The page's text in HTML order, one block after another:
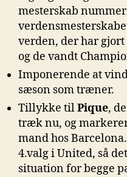
mesterskab
verden, der har
og de vandt
Imponerende at
sæson som træner.
Tillykke tilPique,
træk nu, og
mand hos
4.valg i United, så
situation for begge